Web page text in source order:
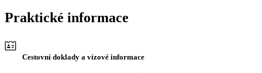
Praktické informace
Cestovní doklady a vízové informace